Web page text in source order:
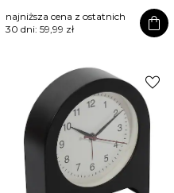
najniższa cena z ostatnich
30 dni: 59,99 zł shopping_bag
favorite